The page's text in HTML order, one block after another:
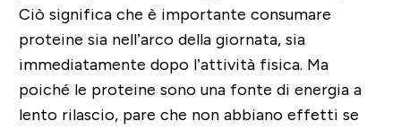
Ciò significa che è importante consumare
proteine sia nell’arco della giornata, sia
immediatamente dopo l’attività fisica. Ma
poiché le proteine sono una fonte di energia a
lento rilascio, pare che non abbiano effetti se